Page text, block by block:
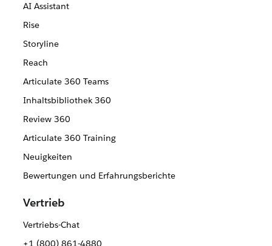
AI Assistant
Rise
Storyline
Reach
Articulate 360 Teams
Inhaltsbibliothek 360
Review 360
Articulate 360 Training
Neuigkeiten
Bewertungen und Erfahrungsberichte
Vertrieb
Vertriebs-Chat
+1 (800) 861-4880